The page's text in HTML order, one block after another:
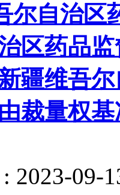
尔自治区
区药品
疆维吾
裁量权
2023-